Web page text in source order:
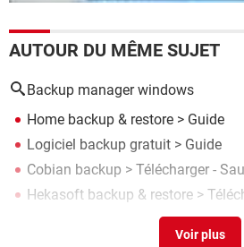
AUTOUR DU MÊME SUJET
Backup manager windows
Home backup & restore > Guide
Logiciel backup gratuit > Guide
Cobian backup > Télécharger -
Hekasoft backup & restore >
> Télécharger -